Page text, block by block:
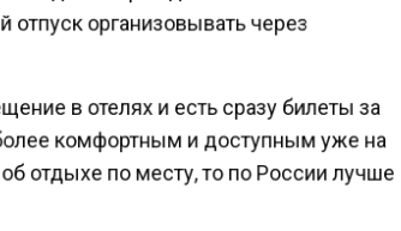
отпуск организовывать через
в отелях и есть сразу билеты за
комфортным и доступным уже на
отдыхе по месту, то по России лучше